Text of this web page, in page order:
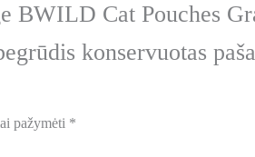
BWILD Cat Pouches
konservuotas
pažymėti *